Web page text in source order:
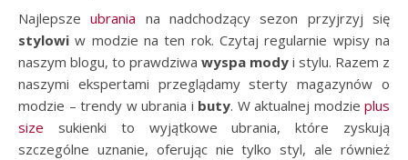
Najlepszeubrania na nadchodzący sezon przyjrzyj się
stylowi w modzie na ten rok. Czytaj regularnie wpisy na
naszym blogu, to prawdziwa wyspa mody i stylu. Razem z
naszymi ekspertami przeglądamy sterty magazynów o
modzie – trendy w ubrania i buty. W aktualnej modzie plus
size sukienki to wyjątkowe ubrania, które zyskują
szczególne uznanie, oferując nie tylko styl, ale również